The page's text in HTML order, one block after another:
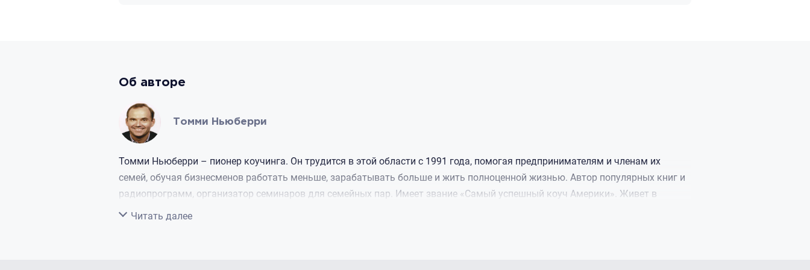
Об авторе
Томми Ньюберри
Томми Ньюберри – пионер коучинга. Он трудится в этой области с 1991 года, помогая предпринимателям и членам их
семей, обучая бизнесменов работать меньше, зарабатывать больше и жить полноценной жизнью. Автор популярных книг и
радиопрограмм, организатор семинаров для семейных пар. Имеет звание «Самый успешный коуч Америки». Живет в
Атланте, женат, воспитывает трех сыновей.
Свернуть
Читать далее